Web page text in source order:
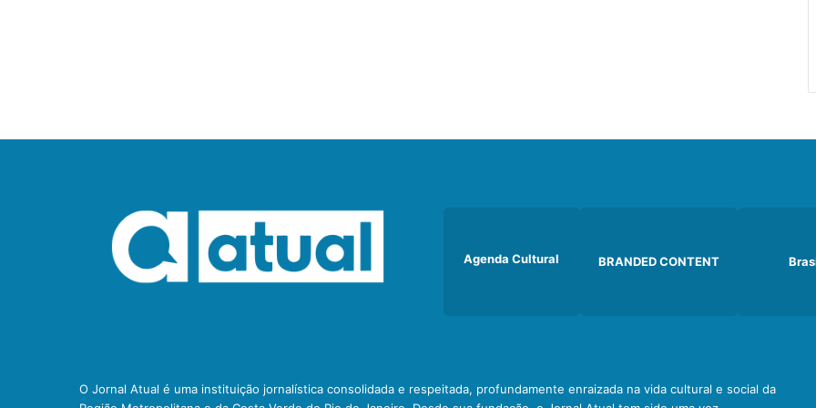
Agenda Cultural BRANDED CONTENT
O Jornal Atual é uma instituição jornalística consolidada e respeitada, profundamente enraizada na vida cultural e social da